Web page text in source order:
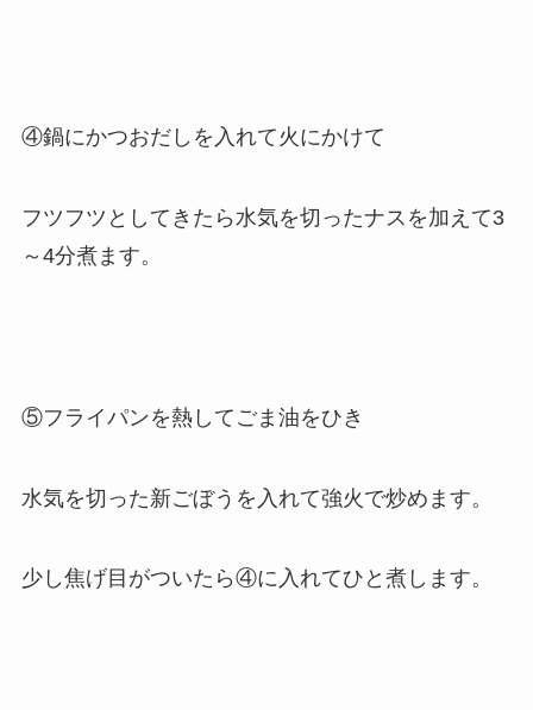
④鍋にかつおだしを入れて火にかけて
フツフツとしてきたら水気を切ったナスを加えて3
～4分煮ます。
⑤フライパンを熱してごま油をひき
水気を切った新ごぼうを入れて強火で炒めます。
少し焦げ目がついたら④に入れてひと煮します。